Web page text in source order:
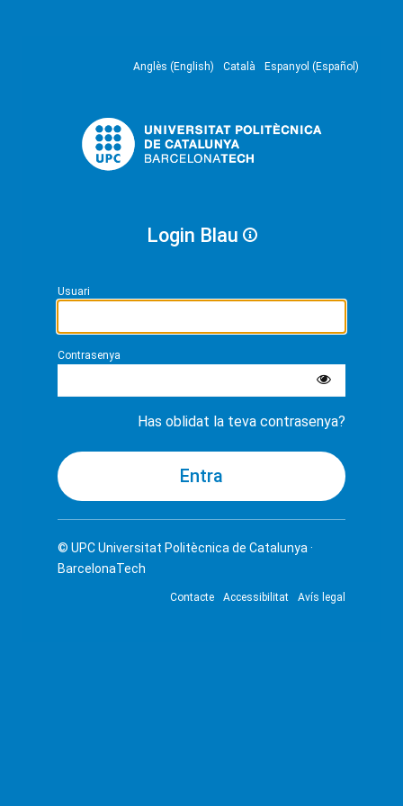
Anglès (English) Català Espanyol (Español)
Login Blau
Usuari
Contrasenya
Has oblidat la teva contrasenya?
© UPCUniversitat Politècnica de Catalunya ·
BarcelonaTech
Contacte Accessibilitat Avís legal